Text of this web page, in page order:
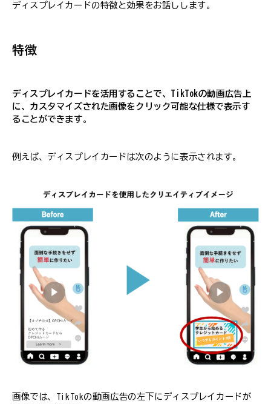
ディスプレイカードの特徴と効果をお話しします。
特徴
ディスプレイカードを活用することで、TikTokの動画広告上
に、カスタマイズされた画像をクリック可能な仕様で表示す
ることができます。
例えば、ディスプレイカードは次のように表示されます。
画像では、TikTokの動画広告の左下にディスプレイカードが